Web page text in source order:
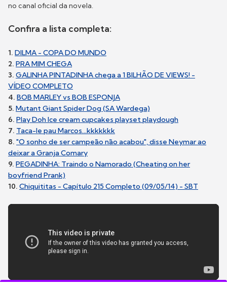
no canal oficial da novela.
Confira a lista completa:
1. DILMA - COPA DO MUNDO
2. PRA MIM CHEGA
3. GALINHA PINTADINHA chega a 1 BILHÃO DE VIEWS! -
VÍDEO COMPLETO
4. BOB MARLEY vs BOB ESPONJA
5. Mutant Giant Spider Dog (SA Wardega)
6. Play Doh Ice cream cupcakes playset playdough
7. Taca-le pau Marcos...kkkkkkk
8. "O sonho de ser campeão não acabou", disse Neymar ao
deixar a Granja Comary
9. PEGADINHA: Traindo o Namorado (Cheating on her
boyfriend Prank)
10. Chiquititas - Capítulo 215 Completo (09/05/14) - SBT